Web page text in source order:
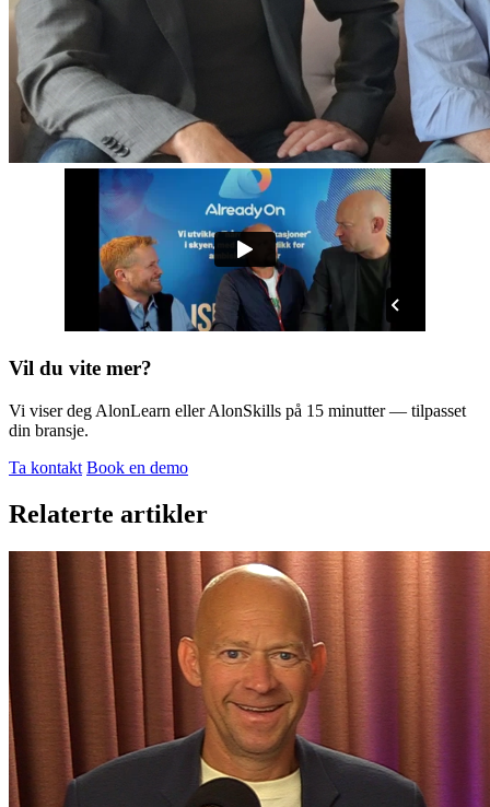
Vil du vite mer?
Vi viser deg AlonLearn eller AlonSkills på 15 minutter — tilpasset
din bransje.
Ta kontakt Book en demo
Relaterte artikler